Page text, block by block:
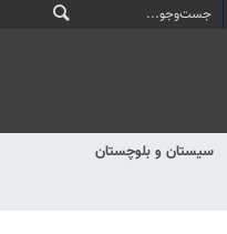
سیستان و بلوچستان